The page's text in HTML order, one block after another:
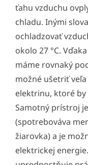
ťahu vzduchu
chladu. Inými
ochladzovať
okolo 27 °C.
máme rovnaký
možné ušetriť veľa
elektrinu, ktoré
Samotný prístroj
(spotrebováva
žiarovka) a je
elektrickej